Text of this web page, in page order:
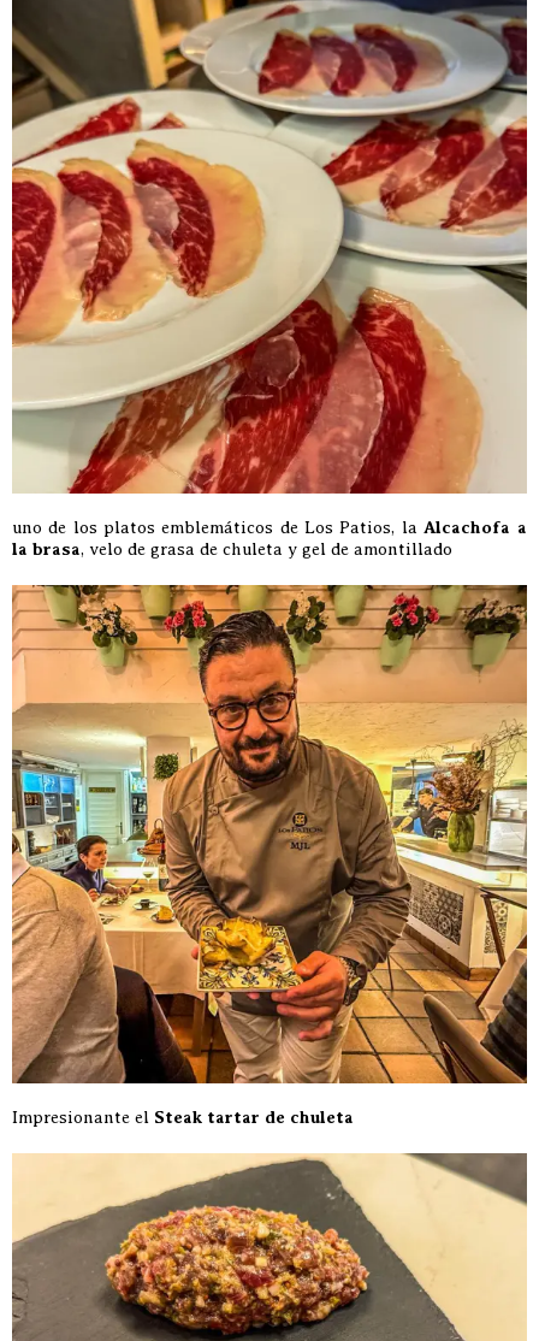
uno de los platos emblemáticos de Los Patios, la Alcachofa a
la brasa, velo de grasa de chuleta y gel de amontillado
Impresionante el Steak tartar de chuleta